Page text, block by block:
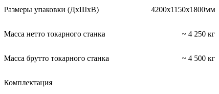
Размеры упаковки (ДхШхВ) 4200х1150х1800мм
Масса нетто токарного станка ~ 4 250 кг
Масса брутто токарного станка ~ 4 500 кг
Комплектация